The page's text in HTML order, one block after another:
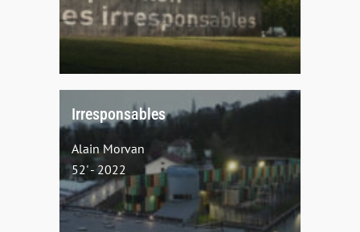
Irresponsables
Alain Morvan
52' - 2022